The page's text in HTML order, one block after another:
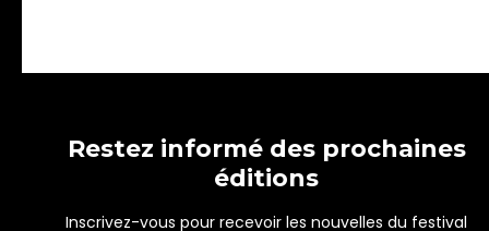
Restez informé des prochaines
éditions
Inscrivez-vous pour recevoir les nouvelles du festival